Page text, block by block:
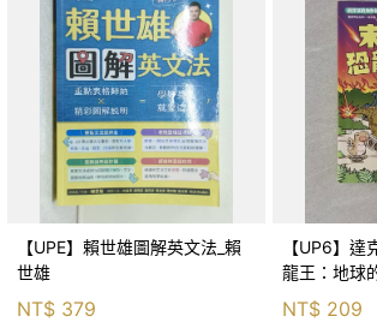
【UPE】賴世雄圖解英文法_賴
世雄
NT$ 379
【UP6】
龍王：地球
胡妙芬
NT$ 209